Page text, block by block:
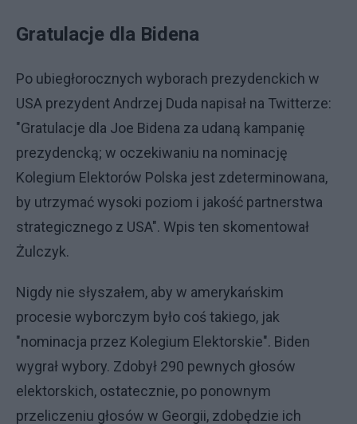
Gratulacje dla Bidena
Po ubiegłorocznych wyborach prezydenckich w
USA prezydent Andrzej Duda napisał na Twitterze:
"Gratulacje dla Joe Bidena za udaną kampanię
prezydencką; w oczekiwaniu na nominację
Kolegium Elektorów Polska jest zdeterminowana,
by utrzymać wysoki poziom i jakość partnerstwa
strategicznego z USA". Wpis ten skomentował
Żulczyk.
Nigdy nie słyszałem, aby w amerykańskim
procesie wyborczym było coś takiego, jak
"nominacja przez Kolegium Elektorskie". Biden
wygrał wybory. Zdobył 290 pewnych głosów
elektorskich, ostatecznie, po ponownym
przeliczeniu głosów w Georgii, zdobędzie ich